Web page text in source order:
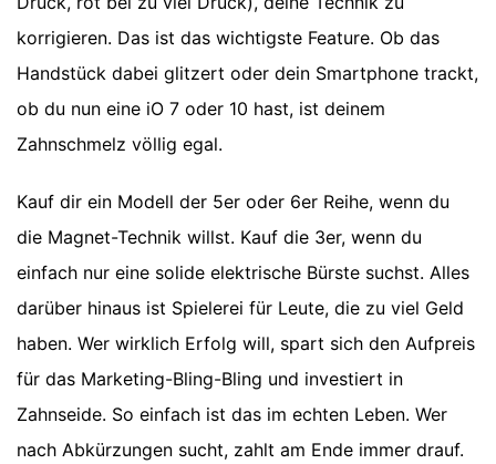
korrigieren. Das ist das wichtigste Feature. Ob das
Handstück dabei glitzert oder dein Smartphone trackt,
ob du nun eine iO 7 oder 10 hast, ist deinem
Zahnschmelz völlig egal.
Kauf dir ein Modell der 5er oder 6er Reihe, wenn du
die Magnet-Technik willst. Kauf die 3er, wenn du
einfach nur eine solide elektrische Bürste suchst. Alles
darüber hinaus ist Spielerei für Leute, die zu viel Geld
haben. Wer wirklich Erfolg will, spart sich den Aufpreis
für das Marketing-Bling-Bling und investiert in
Zahnseide. So einfach ist das im echten Leben. Wer
nach Abkürzungen sucht, zahlt am Ende immer drauf.